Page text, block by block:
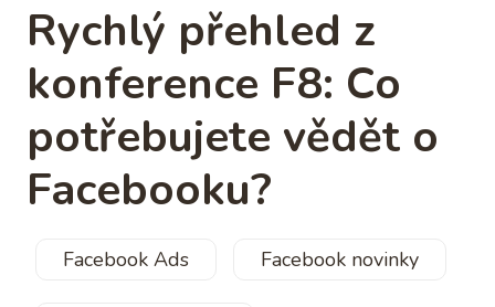
Rychlý přehled z
konference F8: Co
potřebujete vědět o
Facebooku?
Facebook Ads Facebook novinky